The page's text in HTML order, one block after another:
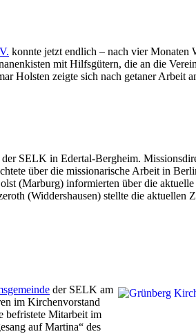
konnte jetzt endlich – nach vier Monaten
mit Hilfsgütern, die an die
Holsten zeigte sich nach getaner Arbeit
SELK in Edertal-Bergheim.
über die missionarische Arbeit in
(Marburg) informierten über die aktuelle
(Widdershausen) stellte die aktuellen
der SELK am
im Kirchenvorstand
befristete Mitarbeit im
auf Martina“ des